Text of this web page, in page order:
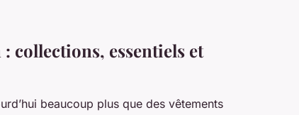
collections, essentiels et
beaucoup plus que des vêtements